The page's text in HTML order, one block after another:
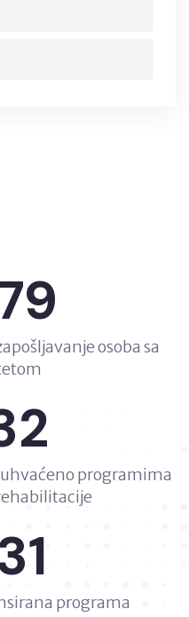
osoba sa
programima
programa